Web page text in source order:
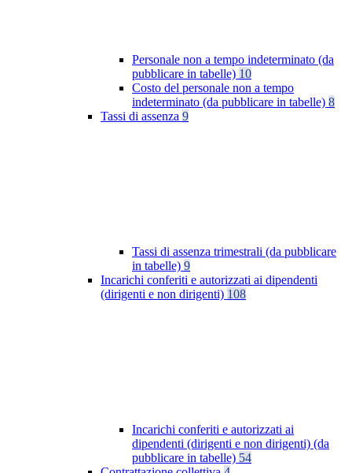
Personale non a tempo indeterminato (da
pubblicare in tabelle) 10
Costo del personale non a tempo
indeterminato (da pubblicare in tabelle) 8
Tassi di assenza 9
Tassi di assenza trimestrali (da pubblicare
in tabelle) 9
Incarichi conferiti e autorizzati ai dipendenti
(dirigenti e non dirigenti) 108
Incarichi conferiti e autorizzati ai
dipendenti (dirigenti e non dirigenti) (da
pubblicare in tabelle) 54